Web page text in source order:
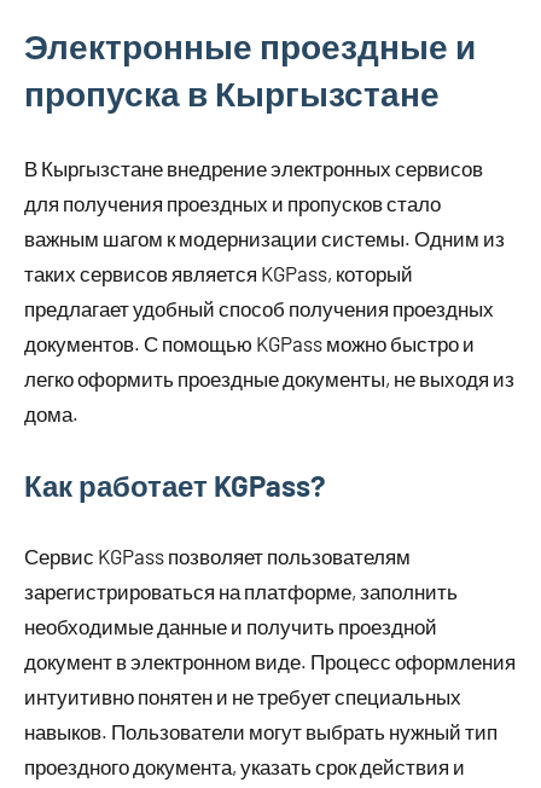
Электронные проездные и
пропуска в Кыргызстане
В Кыргызстане внедрение электронных сервисов
для получения проездных и пропусков стало
важным шагом к модернизации системы. Одним из
таких сервисов является KGPass, который
предлагает удобный способ получения проездных
документов. С помощью KGPass можно быстро и
легко оформить проездные документы, не выходя из
дома.
Как работает KGPass?
Сервис KGPass позволяет пользователям
зарегистрироваться на платформе, заполнить
необходимые данные и получить проездной
документ в электронном виде. Процесс оформления
интуитивно понятен и не требует специальных
навыков. Пользователи могут выбрать нужный тип
проездного документа, указать срок действия и